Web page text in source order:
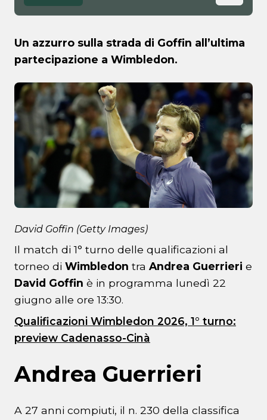
Un azzurro sulla strada di Goffin all’ultima
partecipazione a Wimbledon.
David Goffin (Getty Images)
Il match di 1° turno delle qualificazioni al
torneo di Wimbledon tra Andrea Guerrieri e
David Goffin è in programma lunedì 22
giugno alle ore 13:30.
Qualificazioni Wimbledon 2026, 1° turno:
preview Cadenasso-Cinà
Andrea Guerrieri
A 27 anni compiuti, il n. 230 della classifica